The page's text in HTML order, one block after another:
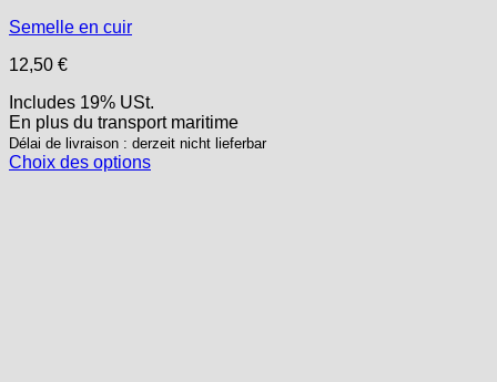
Semelle en cuir
12,50 €
Includes 19% USt.
En plus du transportmaritime
Délai de livraison : derzeit nicht lieferbar
Choix des options